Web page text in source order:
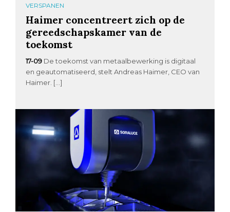
VERSPANEN
Haimer concentreert zich op de
gereedschapskamer van de
toekomst
17-09 De toekomst van metaalbewerking is digitaal
en geautomatiseerd, stelt Andreas Haimer, CEO van
Haimer. […]